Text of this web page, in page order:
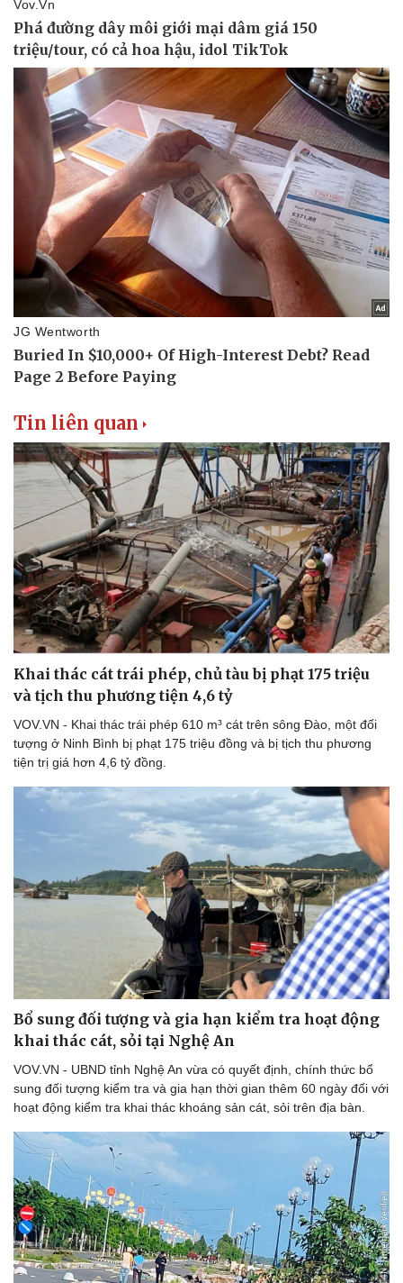
Thể thao
Bóng đá
Lịch thi đấu bóng đá
Thế giới thể thao
eSports
Hậu trường
Ô tô - Xe máy
Ô tô
Xe máy
Tư vấn
Tin liên quan
Khai thác cát trái phép, chủ tàu bị phạt 175 triệu
và tịch thu phương tiện 4,6 tỷ
VOV.VN - Khai thác trái phép 610 m³ cát trên sông Đào, một đối
tượng ở Ninh Bình bị phạt 175 triệu đồng và bị tịch thu phương
tiện trị giá hơn 4,6 tỷ đồng.
Bổ sung đối tượng và gia hạn kiểm tra hoạt động
khai thác cát, sỏi tại Nghệ An
VOV.VN - UBND tỉnh Nghệ An vừa có quyết định, chính thức bổ
sung đối tượng kiểm tra và gia hạn thời gian thêm 60 ngày đối với
hoạt động kiểm tra khai thác khoáng sản cát, sỏi trên địa bàn.